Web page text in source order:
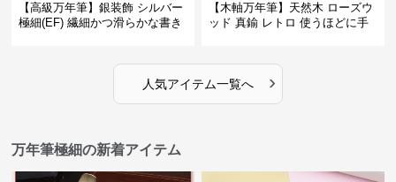
【高級万年筆】銀装飾 シルバー
極細(EF) 繊細かつ滑らかな書き
【木軸万年筆】天然木 ローズウ
ッド 真鍮 レトロ 使うほどに手
人気アイテム一覧へ ›
万年筆極細の新着アイテム